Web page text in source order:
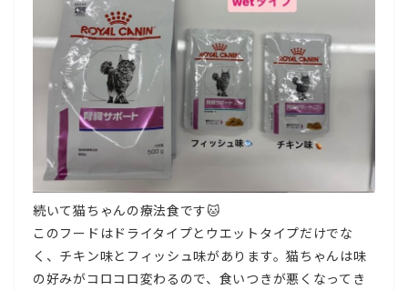
続いて猫ちゃんの療法食です🐱
このフードはドライタイプとウエットタイプだけでな
く、チキン味とフィッシュ味があります。猫ちゃんは味
の好みがコロコロ変わるので、食いつきが悪くなってき